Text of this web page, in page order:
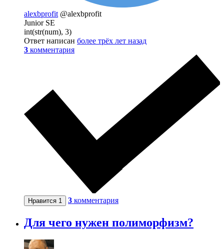
alexbprofit @alexbprofit
Junior SE
int(str(num), 3)
Ответ написан более трёх лет назад
3 комментария
Нравится 1 3 комментария
Для чего нужен полиморфизм?